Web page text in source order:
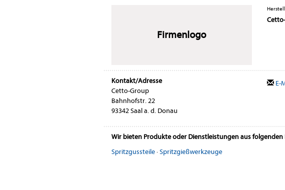
Firmenlogo
Kontakt/Adresse
Cetto-Group
Bahnhofstr. 22
93342 Saal a. d. Donau
E-
Wir bieten Produkte oder Dienstleistungen aus folgenden
Spritzgussteile·Spritzgießwerkzeuge